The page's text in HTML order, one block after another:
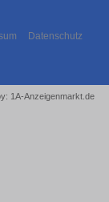
Datenschutz
1A-Anzeigenmarkt.de